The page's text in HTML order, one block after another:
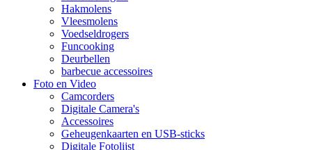
Hakmolens
Vleesmolens
Voedseldrogers
Funcooking
Deurbellen
barbecue accessoires
Foto en Video
Camcorders
Digitale Camera's
Accessoires
Geheugenkaarten en USB-sticks
Digitale Fotolijst